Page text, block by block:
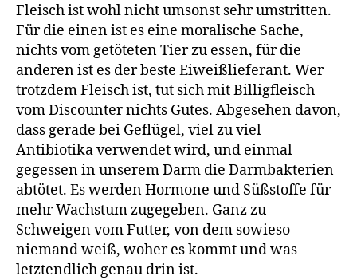
Fleisch ist wohl nicht umsonst sehr umstritten.
Für die einen ist es eine moralische Sache,
nichts vom getöteten Tier zu essen, für die
anderen ist es der beste Eiweißlieferant. Wer
trotzdem Fleisch ist, tut sich mit Billigfleisch
vom Discounter nichts Gutes. Abgesehen davon,
dass gerade bei Geflügel, viel zu viel
Antibiotika verwendet wird, und einmal
gegessen in unserem Darm die Darmbakterien
abtötet. Es werden Hormone und Süßstoffe für
mehr Wachstum zugegeben. Ganz zu
Schweigen vom Futter, von dem sowieso
niemand weiß, woher es kommt und was
letztendlich genau drin ist.